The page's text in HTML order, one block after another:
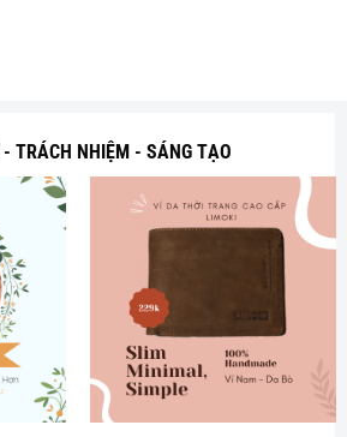
- TRÁCH NHIỆM - SÁNG TẠO